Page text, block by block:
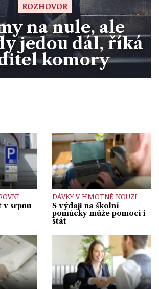
ROZHOVOR
na nule, ale
jedou dál, říká
komory
v srpnu
DÁVKY V HMOTNÉ NOUZI
S výdaji na školní
pomůcky může pomoci i
stát